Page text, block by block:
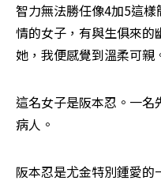
智力無法勝任像4加5這
情的女子，有與生俱來的
她，我便感覺到溫柔可親
這名女子是阪本忍。一
病人。
阪本忍是尤金特別鍾愛的